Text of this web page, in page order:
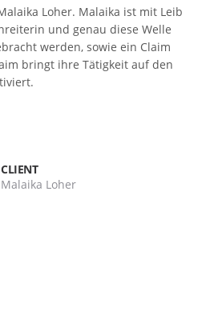
Loher. Malaika ist mit Leib
und genau diese Welle
werden, sowie ein Claim
bringt ihre Tätigkeit auf den
CLIENT
Malaika Loher